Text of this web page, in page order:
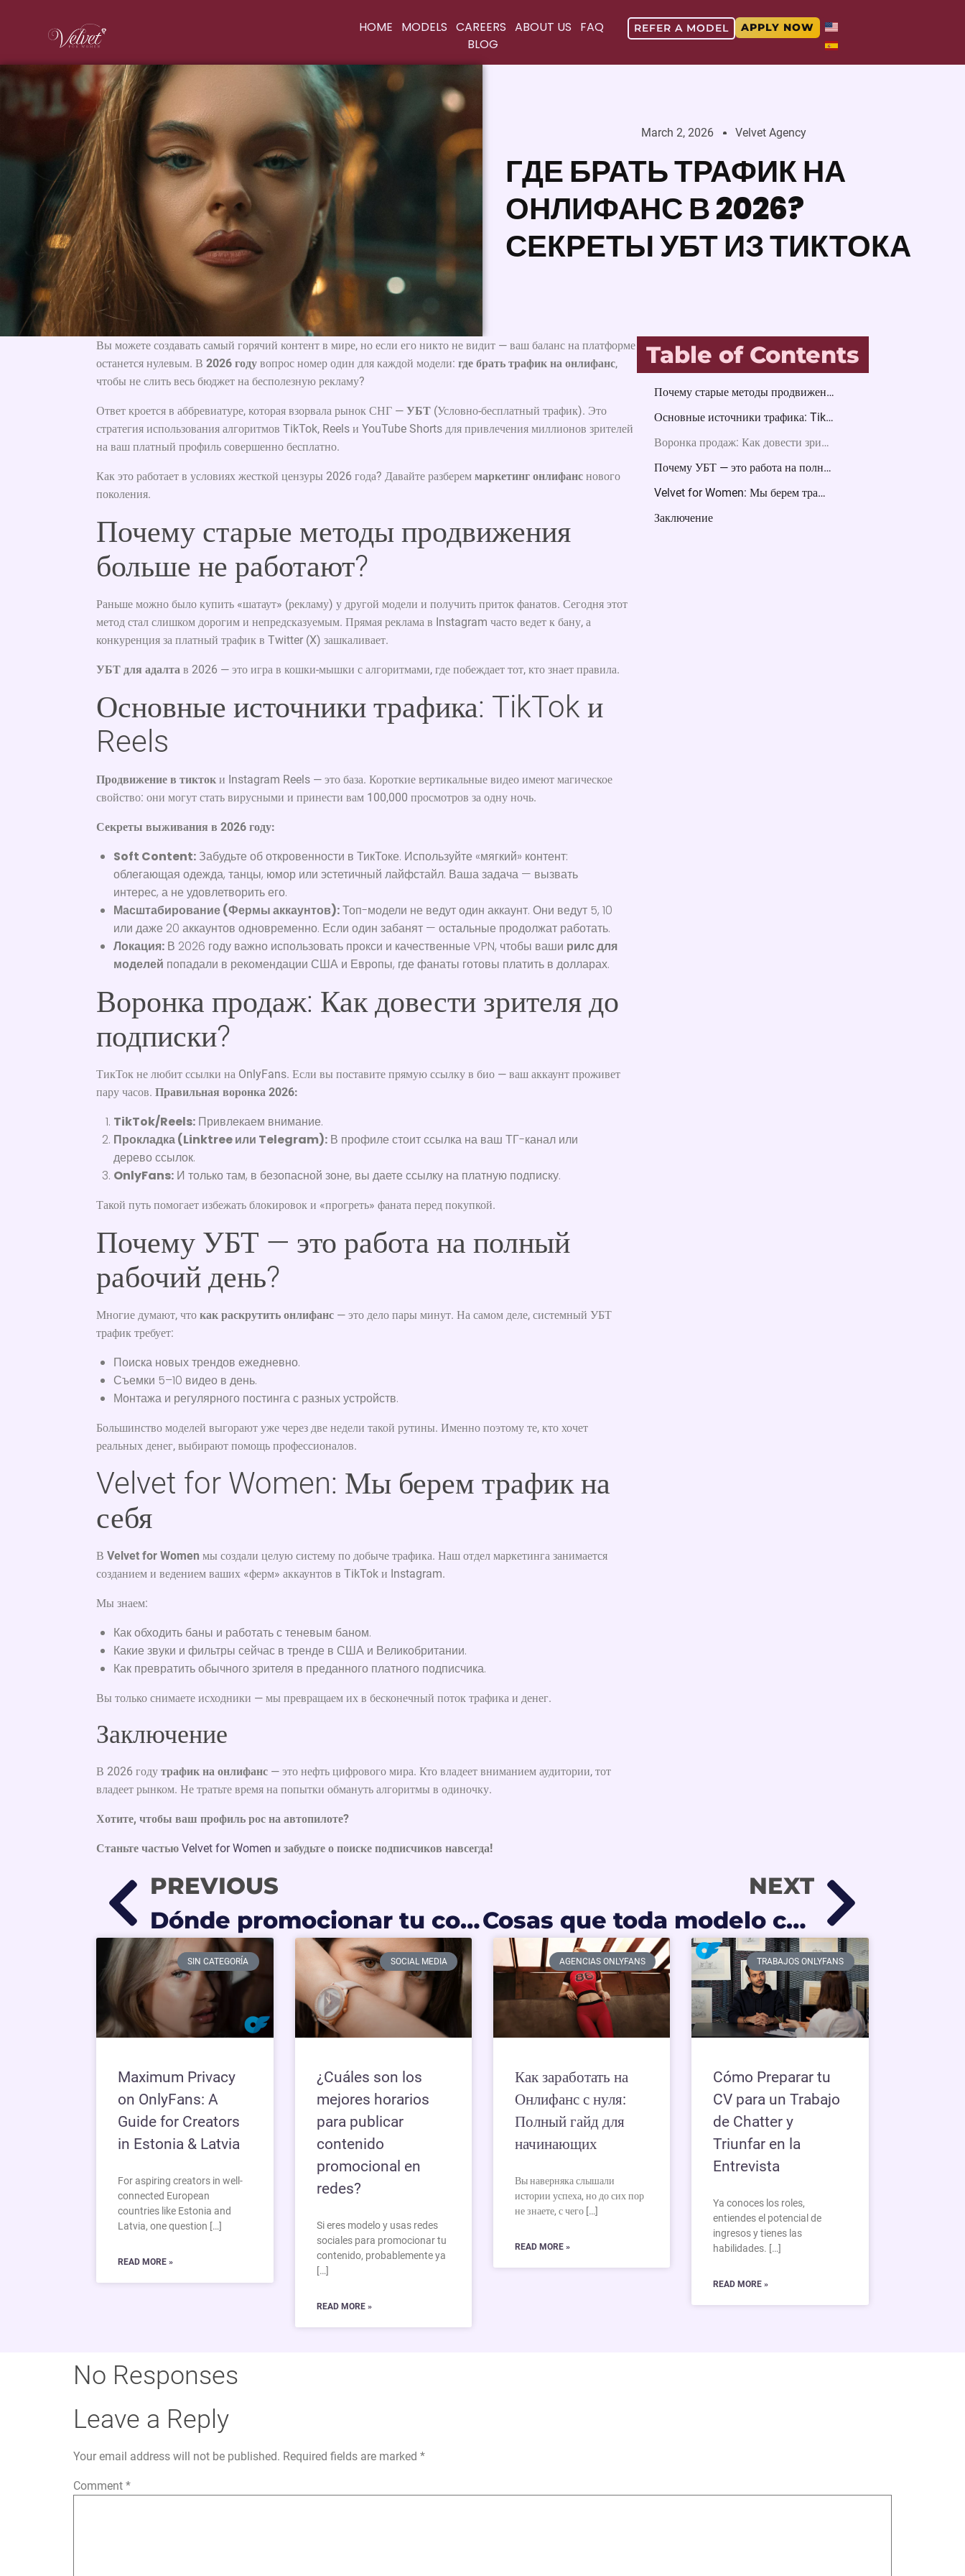
HOME MODELS CAREERS ABOUT US
FAQ
BLOG
REFER A MODEL APPLY NOW
March 2, 2026 Velvet Agency
ГДЕ БРАТЬ ТРАФИК НА
ОНЛИФАНС В 2026?
СЕКРЕТЫ УБТ ИЗ ТИКТОКА
Вы можете создавать самый горячий контент в мире, но если его никто не видит — ваш баланс на платформе
останется нулевым. В2026 году вопрос номер один для каждой модели:где брать трафик на онлифанс,
чтобы не слить весь бюджет на бесполезную рекламу?
Ответ кроется в аббревиатуре, которая взорвала рынок СНГ —УБТ (Условно-бесплатный трафик). Это
стратегия использования алгоритмов TikTok, Reels и YouTube Shorts для привлечения миллионов зрителей
на ваш платный профиль совершенно бесплатно.
Как это работает в условиях жесткой цензуры 2026 года? Давайте разбереммаркетинг онлифанс нового
поколения.
Почему старые методы продвижения
больше не работают?
Раньше можно было купить «шатаут» (рекламу) у другой модели и получить приток фанатов. Сегодня этот
метод стал слишком дорогим и непредсказуемым. Прямая реклама в Instagram часто ведет к бану, а
конкуренция за платный трафик в Twitter (X) зашкаливает.
УБТ для адалта в 2026 — это игра в кошки-мышки с алгоритмами, где побеждает тот, кто знает правила.
Основные источники трафика: TikTok и
Reels
Продвижение в тикток и Instagram Reels — это база. Короткие вертикальные видео имеют магическое
свойство: они могут стать вирусными и принести вам 100,000 просмотров за одну ночь.
Секреты выживания в 2026 году:
Soft Content: Забудьте об откровенности в ТикТоке. Используйте «мягкий» контент:
облегающая одежда, танцы, юмор или эстетичный лайфстайл. Ваша задача — вызвать
интерес, а не удовлетворить его.
Масштабирование (Фермы аккаунтов):Топ-модели не ведут один аккаунт. Они ведут 5, 10
или даже 20 аккаунтов одновременно. Если один забанят — остальные продолжат работать.
Локация: В 2026 году важно использовать прокси и качественные VPN, чтобы ваши рилс для
моделей попадали в рекомендации США и Европы, где фанаты готовы платить в долларах.
Воронка продаж: Как довести зрителя до
подписки?
ТикТок не любит ссылки на OnlyFans. Если вы поставите прямую ссылку в био — ваш аккаунт проживет
пару часов.Правильная воронка 2026:
TikTok/Reels: Привлекаем внимание.
Прокладка (Linktree или Telegram): В профиле стоит ссылка на ваш ТГ-канал или
дерево ссылок.
OnlyFans: И только там, в безопасной зоне, вы даете ссылку на платную подписку.
Такой путь помогает избежать блокировок и «прогреть» фаната перед покупкой.
Почему УБТ — это работа на полный
рабочий день?
Многие думают, чтокак раскрутить онлифанс — это дело пары минут. На самом деле, системный УБТ
трафик требует:
Поиска новых трендов ежедневно.
Съемки 5–10 видео в день.
Монтажа и регулярного постинга с разных устройств.
Большинство моделей выгорают уже через две недели такой рутины. Именно поэтому те, кто хочет
реальных денег, выбирают помощь профессионалов.
Velvet for Women: Мы берем трафик на
себя
ВVelvet for Women мы создали целую систему по добыче трафика. Наш отдел маркетинга занимается
созданием и ведением ваших «ферм» аккаунтов в TikTok и Instagram.
Мы знаем:
Как обходить баны и работать с теневым баном.
Какие звуки и фильтры сейчас в тренде в США и Великобритании.
Как превратить обычного зрителя в преданного платного подписчика.
Вы только снимаете исходники — мы превращаем их в бесконечный поток трафика и денег.
Заключение
В 2026 годутрафик на онлифанс — это нефть цифрового мира. Кто владеет вниманием аудитории, тот
владеет рынком. Не тратьте время на попытки обмануть алгоритмы в одиночку.
Хотите, чтобы ваш профиль рос на автопилоте?
Станьте частьюVelvet for Women и забудьте о поиске подписчиков навсегда!
Table of Contents
Почему старые методы продвижения больше не работают?
Основные источники трафика: TikTok и Reels
Воронка продаж: Как довести зрителя до подписки?
Почему УБТ — это работа на полный рабочий день?
Velvet for Women: Мы берем трафик на себя
Заключение
PREVIOUS
Dónde promocionar tu contenido de cosplay en OnlyFans (guía completa para modelos)
NEXT
Cosas que toda modelo cosplay necesita al empezar en OnlyFans (guía real para 2026)
SIN CATEGORÍA
Maximum Privacy
on OnlyFans: A
Guide for Creators
in Estonia & Latvia
For aspiring creators in well-
connected European
countries like Estonia and
Latvia, one question […]
READ MORE »
SOCIAL MEDIA
¿Cuáles son los
mejores horarios
para publicar
contenido
promocional en
redes?
Si eres modelo y usas redes
sociales para promocionar tu
contenido, probablemente ya
[…]
READ MORE »
AGENCIAS ONLYFANS
Как заработать на
Онлифанс с нуля:
Полный гайд для
начинающих
Вы наверняка слышали
истории успеха, но до сих пор
не знаете, с чего […]
READ MORE »
TRABAJOS ONLYFANS
Cómo Preparar tu
CV para un Trabajo
de Chatter y
Triunfar en la
Entrevista
Ya conoces los roles,
entiendes el potencial de
ingresos y tienes las
habilidades. […]
READ MORE »
No Responses
Leave a Reply
Your email address will not be published. Required fields are marked *
Comment *